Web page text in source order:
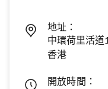
地址：
中環荷里活道
香港
開放時間：